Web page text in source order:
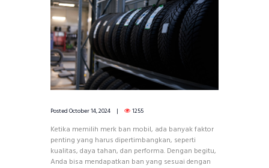
PostedOctober 14, 2024 1255
Ketika memilih merk ban mobil, ada banyak faktor
penting yang harus dipertimbangkan, seperti
kualitas, daya tahan, dan performa. Dengan begitu,
Anda bisa mendapatkan ban yang sesuai dengan